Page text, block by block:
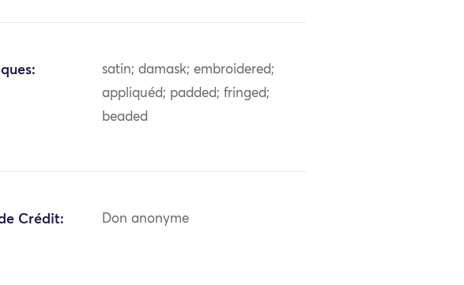
satin; damask; embroidered;
appliquéd; padded; fringed;
beaded
Crédit: Don anonyme